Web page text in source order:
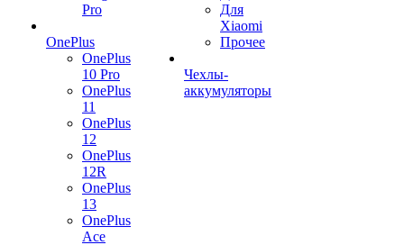
Pro
OnePlus
OnePlus
10 Pro
OnePlus
11
OnePlus
12
OnePlus
12R
OnePlus
13
OnePlus
Ace
Для
Xiaomi
Прочее
Чехлы-
аккумуляторы